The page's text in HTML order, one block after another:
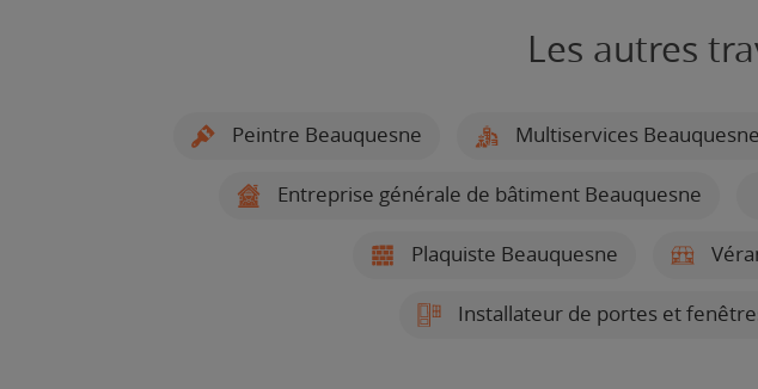
Les autres
Peintre Beauquesne Multiservices Beauquesne
Entreprise générale de bâtiment Beauquesne
Plaquiste Beauquesne
Installateur de portes et